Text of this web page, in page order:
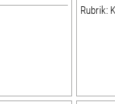
Rubrik: